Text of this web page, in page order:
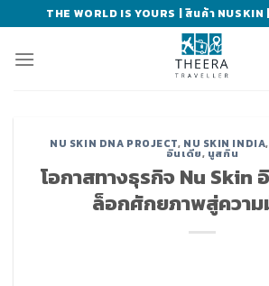
to
content
THE WORLD IS YOURS | สินค้า
NU SKIN DNA PROJECT, NU SKIN INDIA,
อินเดีย, นูสกิน
โอกาสทางธุรกิจ Nu Skin
ล็อกศักยภาพสู่ควา